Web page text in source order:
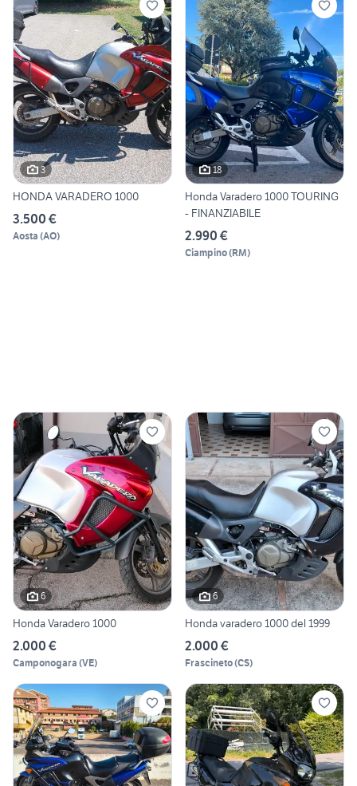
3
HONDA VARADERO 1000
3.500 €
Aosta (AO)
18
Honda Varadero 1000 TOURING
- FINANZIABILE
2.990 €
Ciampino(RM)
6
Honda Varadero 1000
2.000 €
Camponogara (VE)
6
Honda varadero 1000 del 1999
2.000 €
Frascineto(CS)